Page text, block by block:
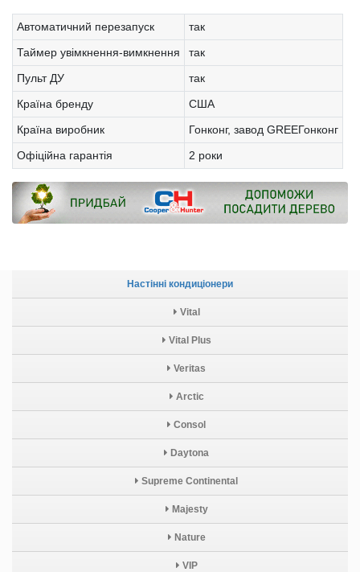
Настінні кондиціонери
Vital
Vital Plus
Veritas
Arctic
Consol
Daytona
Supreme Continental
Majesty
Nature
VIP
Автоматичний перезапуск
так
Таймер увімкнення-вимкнення
так
Пульт ДУ
так
Країна бренду
США
Країна виробник
Гонконг, завод GREEГонконг
Офіційна гарантія
2 роки